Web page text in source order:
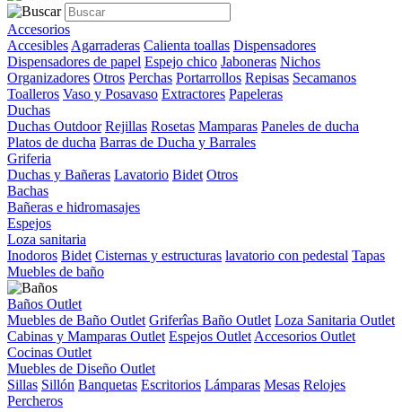
Accesorios
Accesibles Agarraderas Calienta toallas Dispensadores
Dispensadores de papel Espejo chico Jaboneras Nichos
Organizadores Otros Perchas Portarrollos Repisas Secamanos
Toalleros Vaso y Posavaso Extractores Papeleras
Duchas
Duchas Outdoor Rejillas Rosetas Mamparas Paneles de ducha
Platos de ducha Barras de Ducha y Barrales
Griferia
Duchas y Bañeras Lavatorio Bidet Otros
Bachas
Bañeras e hidromasajes
Espejos
Loza sanitaria
Inodoros Bidet Cisternas y estructuras lavatorio con pedestal Tapas
Muebles de baño
Baños Outlet
Muebles de Baño Outlet Griferîas Baño Outlet Loza Sanitaria Outlet
Cabinas y Mamparas Outlet Espejos Outlet Accesorios Outlet
Cocinas Outlet
Muebles de Diseño Outlet
Sillas Sillón Banquetas Escritorios Lámparas Mesas Relojes
Percheros